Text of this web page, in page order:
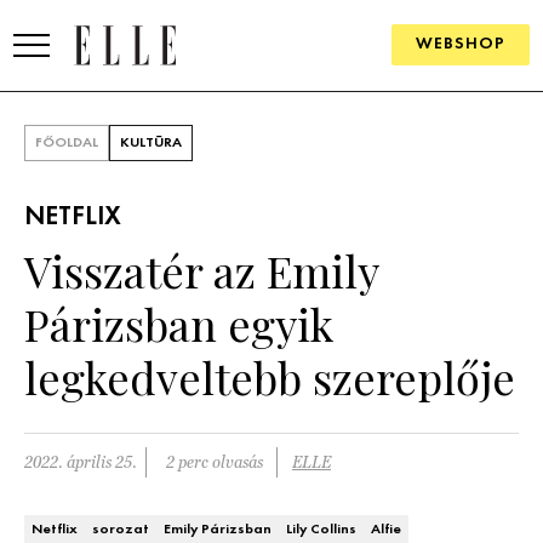
WEBSHOP
SZÉPSÉG
PSZICHÉ
ÉLETMÓD
PÁRKAPCSOLAT
FŐOLDAL KULTÚRA
NETFLIX
Visszatér az Emily
Párizsban egyik
legkedveltebb szereplője
2022. április 25. 2 perc olvasás ELLE
Netflix sorozat Emily Párizsban Lily Collins Alfie